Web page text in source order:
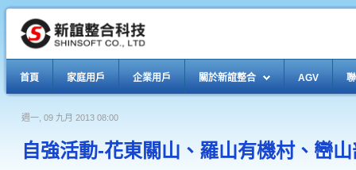
首頁 家庭用戶 企業用戶 關於新誼整合 AGV
週一, 09 九月 2013 08:00
自強活動-花東關山、羅山有機村、巒